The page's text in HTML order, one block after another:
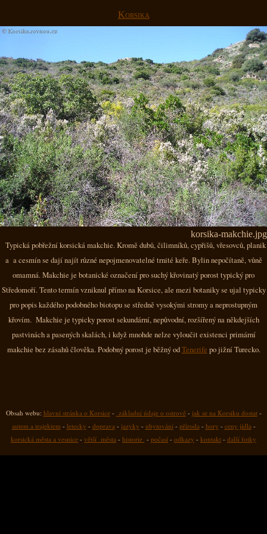
Korsika
korsika-makchie.jpg
Typická pobřežní korsická makchie. Kromě dubů, čilimníků, cypřišů, vřesovců, planik
a a cesmín se dají najít různé nepojmenovatelné trnité keře. Bylin nepočítaně, vůně
omamná. Makchie je botanické označení pro suchý křovinatý porost typický pro
Středomoří. Tento termín vzniknul přímo na Korsice, ale mezi botaniky se ujal typicky
pro popis každého podobného biotopu se středně vysokými stromy a neprostupným
křovím. Makchie je typicky porost sekundární, nepůvodní, rozšířený na někdejších
pastvinách a pasených skalách, i když mnohde nelze vyloučit existenci primární
makchie bez zásahů člověka. Podobný porost je běžný odTenerife po jižní Turecko.
Obsah webu: hlavní stránka o Korsice- základní údaje o ostrově- jak se na Korsiku dostat-
autem a trajektem - letecky - doprava - jazyky - ubytování- příroda - hory - ceny jídla -
korsická města a vesnice - větší města - historie - počasí - odkazy - kontakt - další fotky